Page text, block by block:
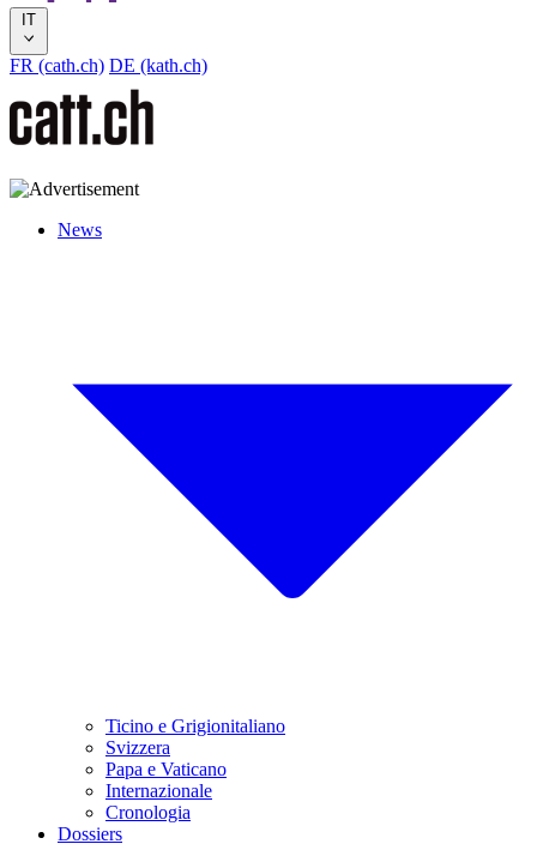
IT
FR (cath.ch) DE (kath.ch)
News
Ticino e Grigionitaliano
Svizzera
Papa e Vaticano
Internazionale
Cronologia
Dossiers